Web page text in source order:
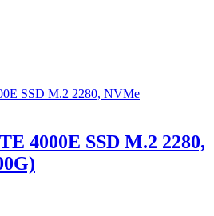
4000E SSD M.2 2280,